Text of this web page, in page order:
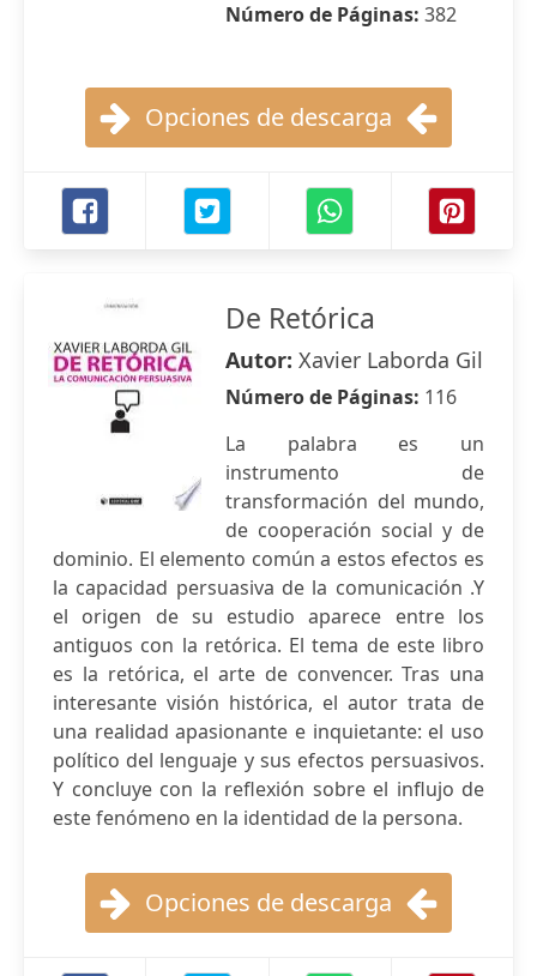
Número de Páginas: 382
Opciones de descarga
De Retórica
Autor: Xavier Laborda Gil
Número de Páginas: 116
La palabra es un
instrumento de
transformación del mundo,
de cooperación social y de
dominio. El elemento común a estos efectos es
la capacidad persuasiva de la comunicación .Y
el origen de su estudio aparece entre los
antiguos con la retórica. El tema de este libro
es la retórica, el arte de convencer. Tras una
interesante visión histórica, el autor trata de
una realidad apasionante e inquietante: el uso
político del lenguaje y sus efectos persuasivos.
Y concluye con la reflexión sobre el influjo de
este fenómeno en la identidad de la persona.
Opciones de descarga